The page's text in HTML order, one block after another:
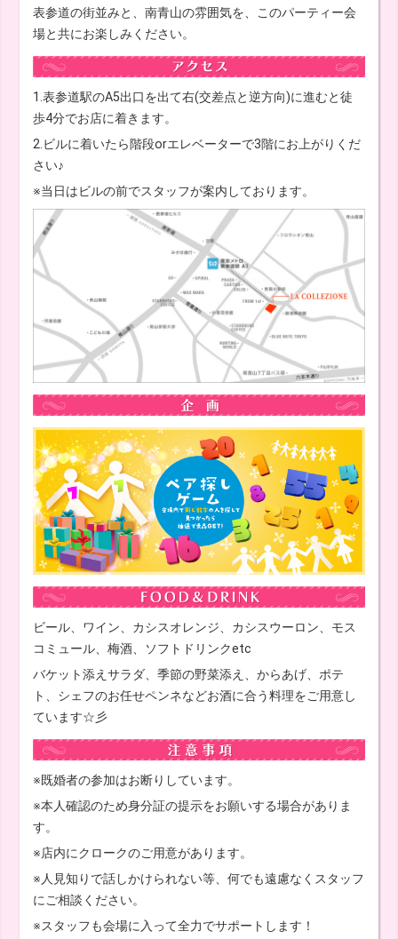
表参道の街並みと、南青山の雰囲気を、このパーティー会
場と共にお楽しみください。
1.表参道駅のA5出口を出て右(交差点と逆方向)に進むと徒
歩4分でお店に着きます。
2.ビルに着いたら階段orエレベーターで3階にお上がりくだ
さい♪
※当日はビルの前でスタッフが案内しております。
ビール、ワイン、カシスオレンジ、カシスウーロン、モス
コミュール、梅酒、ソフトドリンクetc
バケット添えサラダ、季節の野菜添え、からあげ、ポテ
ト、シェフのお任せペンネなどお酒に合う料理をご用意し
ています☆彡
※既婚者の参加はお断りしています。
※本人確認のため身分証の提示をお願いする場合がありま
す。
※店内にクロークのご用意があります。
※人見知りで話しかけられない等、何でも遠慮なくスタッフ
にご相談ください。
※スタッフも会場に入って全力でサポートします！